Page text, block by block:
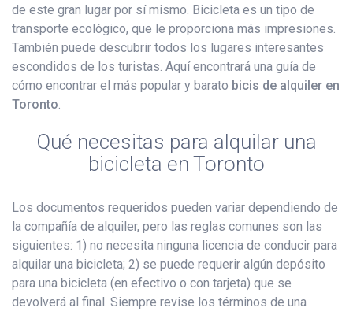
de este gran lugar por sí mismo. Bicicleta es un tipo de
transporte ecológico, que le proporciona más impresiones.
También puede descubrir todos los lugares interesantes
escondidos de los turistas. Aquí encontrará una guía de
cómo encontrar el más popular y barato bicis de alquiler en
Toronto.
Qué necesitas para alquilar una
bicicleta en Toronto
Los documentos requeridos pueden variar dependiendo de
la compañía de alquiler, pero las reglas comunes son las
siguientes: 1) no necesita ninguna licencia de conducir para
alquilar una bicicleta; 2) se puede requerir algún depósito
para una bicicleta (en efectivo o con tarjeta) que se
devolverá al final. Siempre revise los términos de una